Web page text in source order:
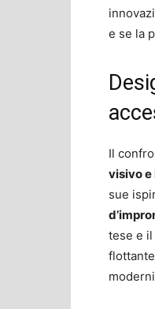
e se la
Il
visivo
sue
tese e